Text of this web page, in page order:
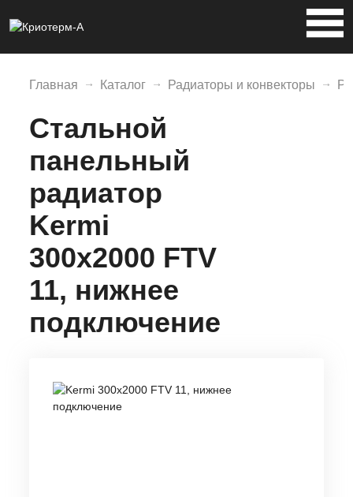
Главная Каталог Радиаторы и конвекторы
Стальной
панельный
радиатор
Kermi
300х2000 FTV
11, нижнее
подключение